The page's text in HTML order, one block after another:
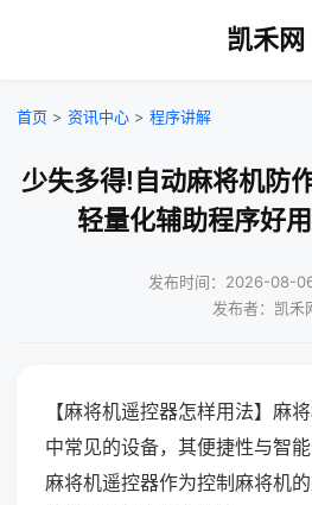
凯禾网
首页 > 资讯中心 > 程序讲解
少失多得!自动麻将机防
轻量化辅助程序好
发布时间：2026-08-
发布者：凯禾
【麻将机遥控器怎样用法】麻
中常见的设备，其便捷性与智
麻将机遥控器作为控制麻将机